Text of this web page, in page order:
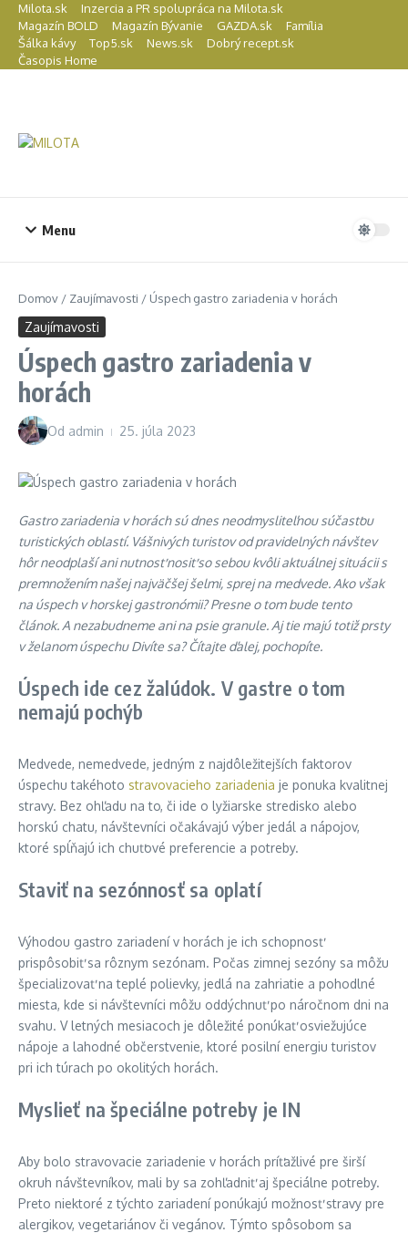
Preskočiť na obsah
Milota.sk
Inzercia a PR spolupráca na Milota.sk
Magazín BOLD
Magazín Bývanie GAZDA.sk
Família
Šálka kávy
Top5.sk News.sk
Dobrý recept.sk
Časopis Home
Menu
Domov / Zaujímavosti / Úspech gastro zariadenia v horách
Zaujímavosti
Úspech gastro zariadenia v
horách
Od admin 25. júla 2023
Gastro zariadenia v horách sú dnes neodmysliteľnou súčasťou
turistických oblastí. Vášnivých turistov od pravidelných návštev
hôr neodplaší ani nutnosť nosiť so sebou kvôli aktuálnej situácii s
premnožením našej najväčšej šelmi, sprej na medvede. Ako však
na úspech v horskej gastronómii? Presne o tom bude tento
článok. A nezabudneme ani na psie granule. Aj tie majú totiž prsty
v želanom úspechu Divíte sa? Čítajte ďalej, pochopíte.
Úspech ide cez žalúdok. V gastre o tom
nemajú pochýb
Medvede, nemedvede, jedným z najdôležitejších faktorov
úspechu takéhoto stravovacieho zariadenia je ponuka kvalitnej
stravy. Bez ohľadu na to, či ide o lyžiarske stredisko alebo
horskú chatu, návštevníci očakávajú výber jedál a nápojov,
ktoré spĺňajú ich chuťové preferencie a potreby.
Staviť na sezónnosť sa oplatí
Výhodou gastro zariadení v horách je ich schopnosť
prispôsobiť sa rôznym sezónam. Počas zimnej sezóny sa môžu
špecializovať na teplé polievky, jedlá na zahriatie a pohodlné
miesta, kde si návštevníci môžu oddýchnuť po náročnom dni na
svahu. V letných mesiacoch je dôležité ponúkať osviežujúce
nápoje a lahodné občerstvenie, ktoré posilní energiu turistov
pri ich túrach po okolitých horách.
Myslieť na špeciálne potreby je IN
Aby bolo stravovacie zariadenie v horách príťažlivé pre širší
okruh návštevníkov, mali by sa zohľadniť aj špeciálne potreby.
Preto niektoré z týchto zariadení ponúkajú možnosť stravy pre
alergikov, vegetariánov či vegánov. Týmto spôsobom sa